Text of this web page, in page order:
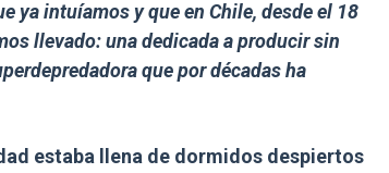
ya intuíamos y que en Chile, desde el 18
llevado: una dedicada a producir sin
que por décadas ha
estaba llena de dormidos despiertos